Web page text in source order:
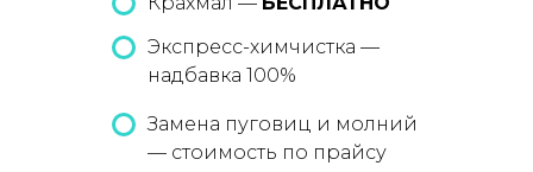
Экспресс-химчистка —
надбавка 100%
Замена пуговиц и молний
— стоимость по прайсу